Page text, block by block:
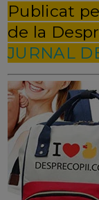
Publicat
de la
JURNAL